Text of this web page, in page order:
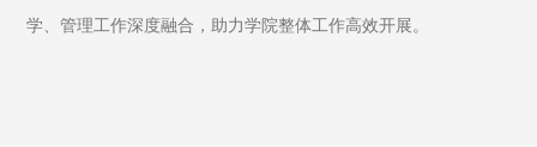
学、管理工作深度融合，助力学院整体工作高效开展。